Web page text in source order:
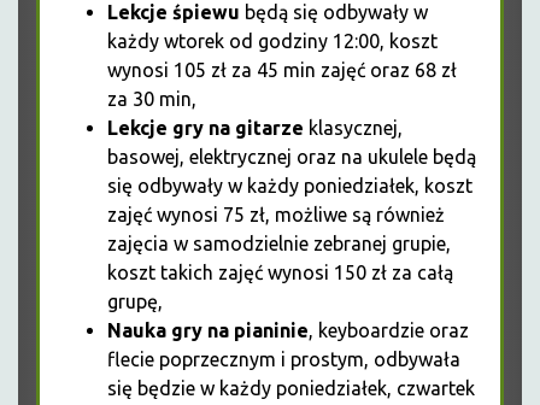
Lekcje śpiewu będą się odbywały w
każdy wtorek od godziny 12:00, koszt
wynosi 105 zł za 45 min zajęć oraz 68 zł
za 30 min,
Lekcje gry na gitarze klasycznej,
basowej, elektrycznej oraz na ukulele będą
się odbywały w każdy poniedziałek, koszt
zajęć wynosi 75 zł, możliwe są również
zajęcia w samodzielnie zebranej grupie,
koszt takich zajęć wynosi 150 zł za całą
grupę,
Nauka gry na pianinie, keyboardzie oraz
flecie poprzecznym i prostym, odbywała
się będzie w każdy poniedziałek, czwartek